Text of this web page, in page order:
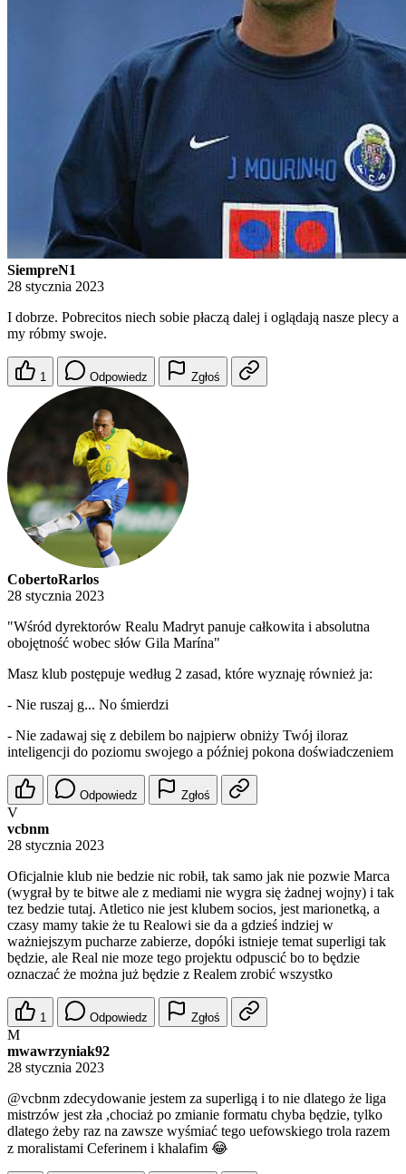
SiempreN1
28 stycznia 2023
I dobrze. Pobrecitos niech sobie płaczą dalej i oglądają nasze plecy a
my róbmy swoje.
1 Odpowiedz Zgłoś
CobertoRarlos
28 stycznia 2023
"Wśród dyrektorów Realu Madryt panuje całkowita i absolutna
obojętność wobec słów Gila Marína"
Masz klub postępuje według 2 zasad, które wyznaję również ja:
- Nie ruszaj g... No śmierdzi
- Nie zadawaj się z debilem bo najpierw obniży Twój iloraz
inteligencji do poziomu swojego a później pokona doświadczeniem
Odpowiedz Zgłoś
V
vcbnm
28 stycznia 2023
Oficjalnie klub nie bedzie nic robił, tak samo jak nie pozwie Marca
(wygrał by te bitwe ale z mediami nie wygra się żadnej wojny) i tak
tez bedzie tutaj. Atletico nie jest klubem socios, jest marionetką, a
czasy mamy takie że tu Realowi sie da a gdzieś indziej w
ważniejszym pucharze zabierze, dopóki istnieje temat superligi tak
będzie, ale Real nie moze tego projektu odpuscić bo to będzie
oznaczać że można już będzie z Realem zrobić wszystko
1 Odpowiedz Zgłoś
M
mwawrzyniak92
28 stycznia 2023
@vcbnm zdecydowanie jestem za superligą i to nie dlatego że liga
mistrzów jest zła ,chociaż po zmianie formatu chyba będzie, tylko
dlatego żeby raz na zawsze wyśmiać tego uefowskiego trola razem
z moralistami Ceferinem i khalafim 😂